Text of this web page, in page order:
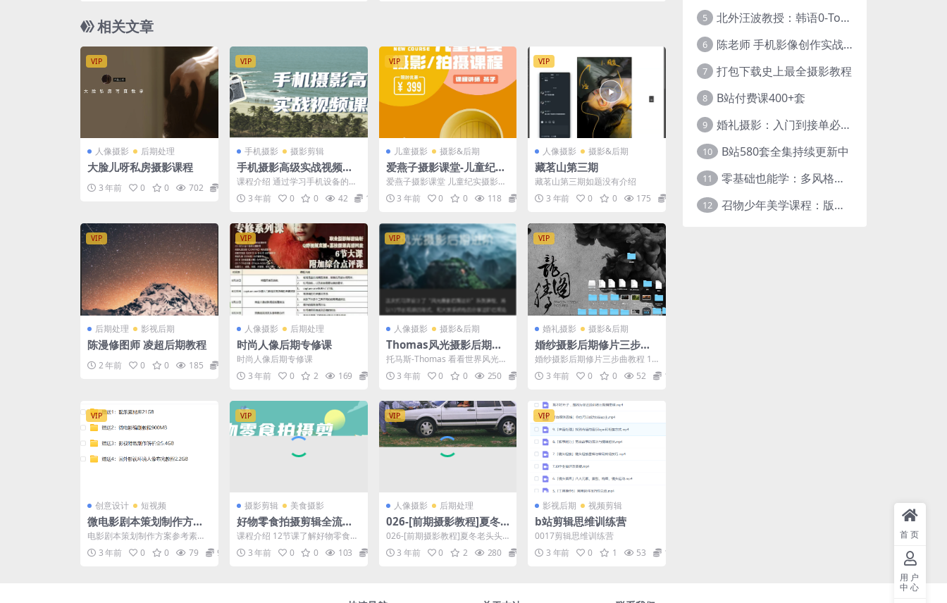
相关文章
VIP
人像摄影 后期处理
大脸儿呀私房摄影课程
3 年前 0 0 702 39.9
VIP
手机摄影 摄影剪辑
手机摄影高级实战视频课
程
课程介绍 通过学习手机设备的选
购，基本构图方法，色彩与光的
运用，手机拍照软件，摄...
3 年前 0 0 42 12.9
VIP
儿童摄影 摄影&后期
爱燕子摄影课堂-儿童纪实
摄影课程
爱燕子摄影课堂 儿童纪实摄影课
程【高清画质】
3 年前 0 0 118 16.9
VIP
人像摄影 摄影&后期
藏茗山第三期
藏茗山第三期如题没有介绍
3 年前
0 0 175
VIP
后期处理 影视后期
陈漫修图师 凌超后期教程
2 年前 0 0 185 12.9
VIP
人像摄影 后期处理
时尚人像后期专修课
时尚人像后期专修课
3 年前
0 2 169 69.9
VIP
人像摄影 摄影&后期
Thomas风光摄影后期进
阶
托马斯-Thomas 看看世界风光摄
影后期进阶课中文教程
3 年前 0 0 250
VIP
婚礼摄影 摄影&后期
婚纱摄影后期修片三步曲
教程
婚纱摄影后期修片三步曲教程 1.
画面色彩统一 2.风格定调 3.光影
重塑3 年前 0 0 52 1.9
VIP
创意设计 短视频
微电影剧本策划制作方案
脚本分镜头招商合作拍摄
设计参考素材
电影剧本策划制作方案参考素材
文件大小：解压后2.35GB+赠送
大量资源 使用格...
3 年前 0 0 79 9.9
VIP
摄影剪辑 美食摄影
好物零食拍摄剪辑全流程
实战营
课程介绍 12节课了解好物零食拍
摄剪辑实战营拍摄+剪辑+软件使
用全流程，想做零食...
3 年前 0 0 103 12.9
VIP
人像摄影 后期处理
026-[前期摄影教程]夏冬
老头头电影感情侣婚纱系
统网络课程
026-[前期摄影教程]夏冬老头头
电影感情侣婚纱系统网络课程
3 年前 0 2 280
VIP
影视后期 视频剪辑
b站剪辑思维训练营
0017剪辑思维训练营
3 年前
0 1 53 12.9
5 北外汪波教授：韩语0-Topik6全程班
6 陈老师 手机影像创作实战课程：从入门到精通【完结】
7 打包下载史上最全摄影教程
8 B站付费课400+套
9 婚礼摄影：入门到接单必修课
10 B站580套全集持续更新中
11 零基础也能学：多风格人像摄影系统课
12 召物少年美学课程：版式与视觉第五期
首页
用户
中心